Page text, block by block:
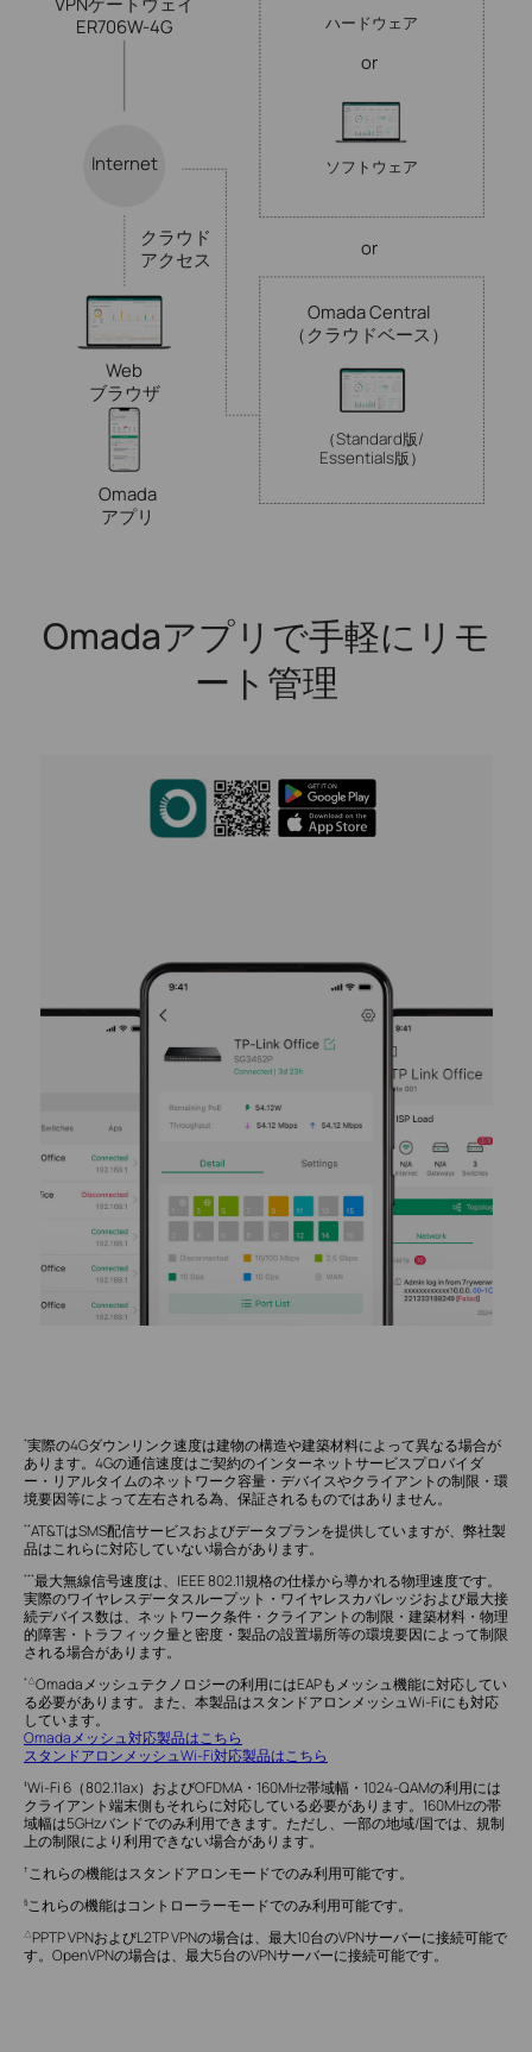
or
or
Omada Central
（クラウドベース）
ハードウェア
ソフトウェア
Internet
クラウド
アクセス
Omada
アプリ
Web
ブラウザ
ER706W-4G
（Standard版/
Essentials版）
Omadaアプリで手軽にリモ
ート管理
*実際の4Gダウンリンク速度は建物の構造や建築材料によって異なる場合が
あります。4Gの通信速度はご契約のインターネットサービスプロバイダ
ー・リアルタイムのネットワーク容量・デバイスやクライアントの制限・環
境要因等によって左右される為、保証されるものではありません。
**AT&TはSMS配信サービスおよびデータプランを提供していますが、弊社製
品はこれらに対応していない場合があります。
***最大無線信号速度は、IEEE 802.11規格の仕様から導かれる物理速度です。
実際のワイヤレスデータスループット・ワイヤレスカバレッジおよび最大接
続デバイス数は、ネットワーク条件・クライアントの制限・建築材料・物理
的障害・トラフィック量と密度・製品の設置場所等の環境要因によって制限
される場合があります。
*△Omadaメッシュテクノロジーの利用にはEAPもメッシュ機能に対応してい
る必要があります。また、本製品はスタンドアロンメッシュWi-Fiにも対応
しています。
Omadaメッシュ対応製品はこちら
スタンドアロンメッシュWi-Fi対応製品はこちら
‡Wi-Fi 6（802.11ax）およびOFDMA・160MHz帯域幅・1024-QAMの利用には
クライアント端末側もそれらに対応している必要があります。160MHzの帯
域幅は5GHzバンドでのみ利用できます。ただし、一部の地域/国では、規制
上の制限により利用できない場合があります。
† これらの機能はスタンドアロンモードでのみ利用可能です。
§これらの機能はコントローラーモードでのみ利用可能です。
△PPTP VPNおよびL2TP VPNの場合は、最大10台のVPNサーバーに接続可能で
す。OpenVPNの場合は、最大5台のVPNサーバーに接続可能です。